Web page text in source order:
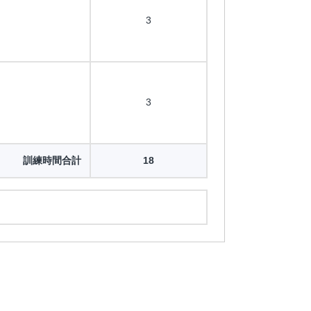
3
3
訓練時間合計 18